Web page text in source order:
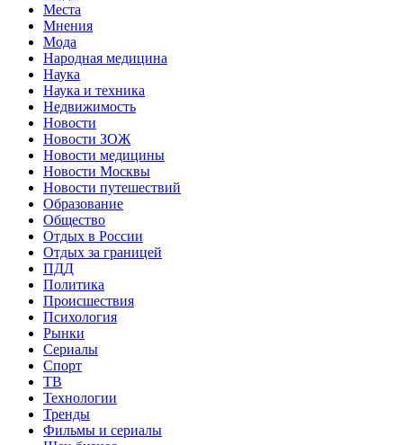
Места
Мнения
Мода
Народная медицина
Наука
Наука и техника
Недвижимость
Новости
Новости ЗОЖ
Новости медицины
Новости Москвы
Новости путешествий
Образование
Общество
Отдых в России
Отдых за границей
ПДД
Политика
Происшествия
Психология
Рынки
Сериалы
Спорт
ТВ
Технологии
Тренды
Фильмы и сериалы